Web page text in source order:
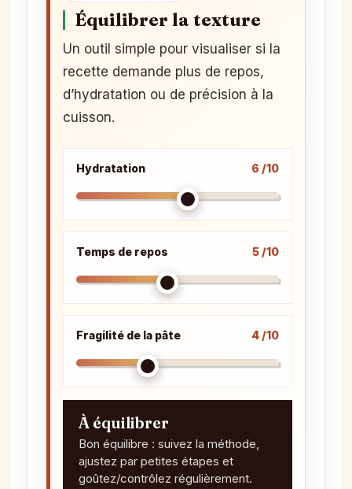
Équilibrer la texture
Un outil simple pour visualiser si la
recette demande plus de repos,
d’hydratation ou de précision à la
cuisson.
Hydratation 6 /10
Temps de repos 5 /10
Fragilité de la pâte 4 /10
À équilibrer
Bon équilibre : suivez la méthode,
ajustez par petites étapes et
goûtez/contrôlez régulièrement.